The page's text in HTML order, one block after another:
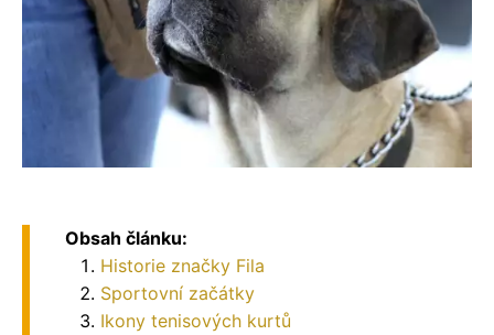
Obsah článku:
Historie značky Fila
Sportovní začátky
Ikony tenisových kurtů